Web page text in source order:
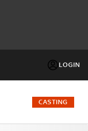
LOGIN
FACTOR
CASTING